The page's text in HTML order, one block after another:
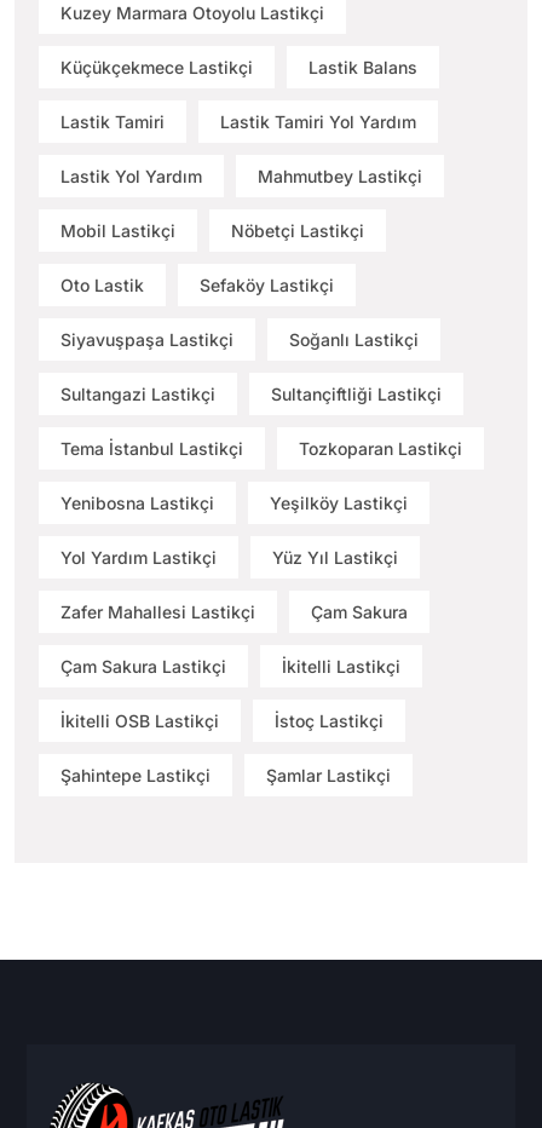
Kuzey Marmara Otoyolu Lastikçi
Küçükçekmece Lastikçi Lastik Balans
Lastik Tamiri Lastik Tamiri Yol Yardım
Lastik Yol Yardım Mahmutbey Lastikçi
Mobil Lastikçi Nöbetçi Lastikçi
Oto Lastik Sefaköy Lastikçi
Siyavuşpaşa Lastikçi Soğanlı Lastikçi
Sultangazi Lastikçi Sultançiftliği Lastikçi
Tema İstanbul Lastikçi Tozkoparan Lastikçi
Yenibosna Lastikçi Yeşilköy Lastikçi
Yol Yardım Lastikçi Yüz Yıl Lastikçi
Zafer Mahallesi Lastikçi Çam Sakura
Çam Sakura Lastikçi İkitelli Lastikçi
İkitelli OSB Lastikçi İstoç Lastikçi
Şahintepe Lastikçi Şamlar Lastikçi